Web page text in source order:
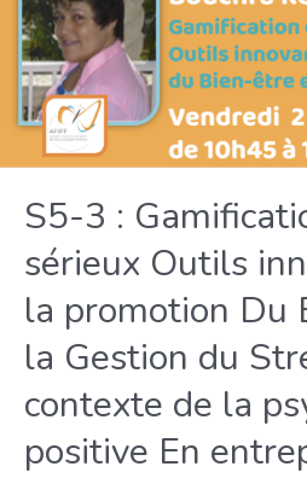
entre
capital
psychologique,
motivation
bien-
durant
Démission
S5-3 :
sérieux Outils
la promotion Du
la Gestion du
contexte de la
positive En